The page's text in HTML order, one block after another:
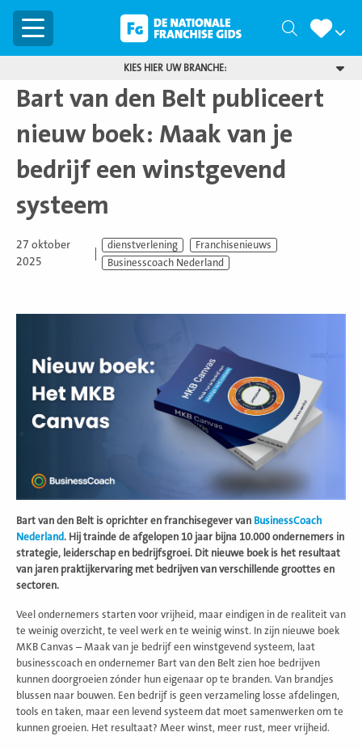
Menu Zoeken
KIES HIER UW BRANCHE:
Bart van den Belt publiceert
nieuw boek: Maak van je
bedrijf een winstgevend
systeem
27 oktober
2025
dienstverlening
Franchisenieuws
Businesscoach Nederland
Bart van den Belt is oprichter en franchisegever van BusinessCoach
Nederland. Hij trainde de afgelopen 10 jaar bijna 10.000 ondernemers in
strategie, leiderschap en bedrijfsgroei. Dit nieuwe boek is het resultaat
van jaren praktijkervaring met bedrijven van verschillende groottes en
sectoren.
Veel ondernemers starten voor vrijheid, maar eindigen in de realiteit van
te weinig overzicht, te veel werk en te weinig winst. In zijn nieuwe boek
MKB Canvas – Maak van je bedrijf een winstgevend systeem, laat
businesscoach en ondernemer Bart van den Belt zien hoe bedrijven
kunnen doorgroeien zónder hun eigenaar op te branden. Van brandjes
blussen naar bouwen. Een bedrijf is geen verzameling losse afdelingen,
tools en taken, maar een levend systeem dat moet samenwerken om te
kunnen groeien. Het resultaat? Meer winst, meer rust, meer vrijheid.